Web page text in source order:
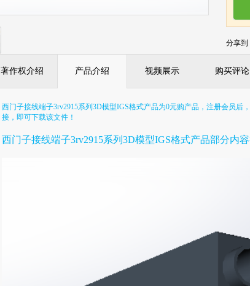
分享到
著作权介绍 产品介绍 视频展示 购买评论
西门子接线端子3rv2915系列3D模型IGS格式产品为0元购产品，注册会员
接，即可下载该文件！
西门子接线端子3rv2915系列3D模型IGS格式产品部分内容